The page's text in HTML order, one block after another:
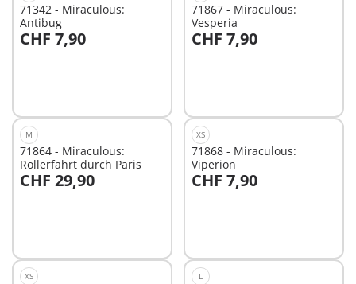
71342 - Miraculous:
Antibug
CHF 7,90
In den Warenkorb
71867 - Miraculous:
Vesperia
CHF 7,90
In den Warenkorb
M
71864 - Miraculous:
Rollerfahrt durch Paris
CHF 29,90
In den Warenkorb
XS
71868 - Miraculous:
Viperion
CHF 7,90
In den Warenkorb
XS L